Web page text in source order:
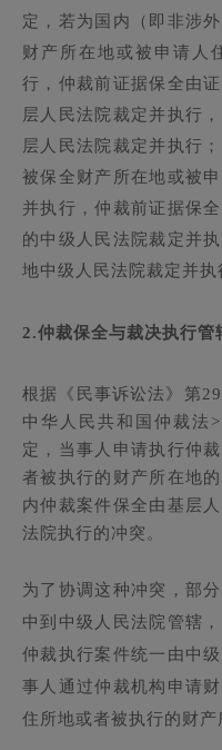
定，若为国内（即非涉
财产所在地或被申请人
行，仲裁前证据保全由
层人民法院裁定并执行
层人民法院裁定并执行
被保全财产所在地或被
并执行，仲裁前证据保
的中级人民法院裁定并
地中级人民法院裁定并执
2.仲裁保全与裁决执行管
根据《民事诉讼法》第
中华人民共和国仲裁法
定，当事人申请执行仲
者被执行的财产所在地
内仲裁案件保全由基层
法院执行的冲突。
为了协调这种冲突，部
中到中级人民法院管辖
仲裁执行案件统一由中
事人通过仲裁机构申请
住所地或者被执行的财产